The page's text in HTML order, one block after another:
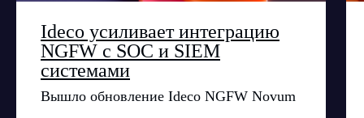
Ideco усиливает интеграцию
NGFW с SOC и SIEM
системами
Вышло обновление Ideco NGFW Novum